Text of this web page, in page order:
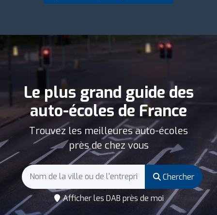
Le plus grand guide des
auto-écoles de France
Trouvez les meilleures auto-écoles
près de chez vous
Chercher
Afficher les DAB près de moi